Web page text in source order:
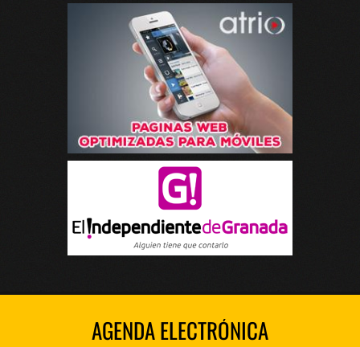
AGENDA ELECTRÓNICA